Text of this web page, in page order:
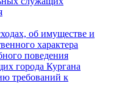
об имуществе и
характера
поведения
города Кургана
требований к